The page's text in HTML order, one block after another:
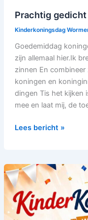
Prachtig gedicht
Kinderkoningsdag
Goedemiddag
zijn allemaal hier.Ik
zinnen En combineer
koningen en
dingen Tis het kijken
mee en laat mij, de
Lees bericht »
Wauw…
KinderKoningsdag
was
weer